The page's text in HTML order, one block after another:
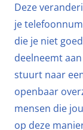
Deze
je
die je niet
deelneemt
stuurt naar
openbaar
mensen die
op deze